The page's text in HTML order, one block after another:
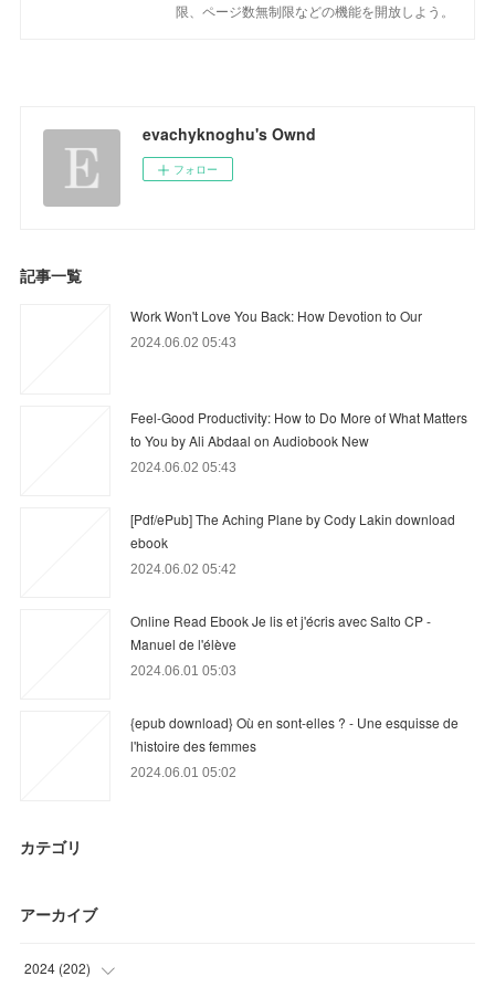
限、ページ数無制限などの機能を開放しよう。
evachyknoghu's Ownd
フォロー
記事一覧
Work Won't Love You Back: How Devotion to Our
2024.06.02 05:43
Feel-Good Productivity: How to Do More of What Matters
to You by Ali Abdaal on Audiobook New
2024.06.02 05:43
[Pdf/ePub] The Aching Plane by Cody Lakin download
ebook
2024.06.02 05:42
Online Read Ebook Je lis et j'écris avec Salto CP -
Manuel de l'élève
2024.06.01 05:03
{epub download} Où en sont-elles ? - Une esquisse de
l'histoire des femmes
2024.06.01 05:02
カテゴリ
アーカイブ
2024 (202)